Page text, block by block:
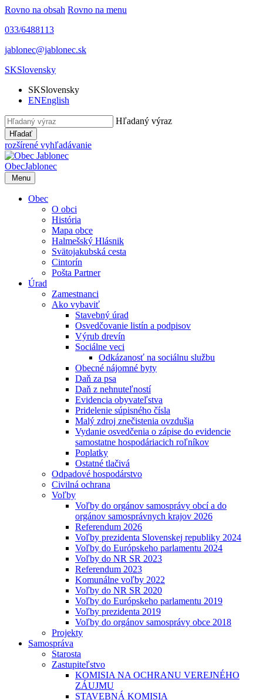
Rovno na obsah Rovno na menu
033/6488113
jablonec@jablonec.sk
SKSlovensky
SKSlovensky
ENEnglish
Hľadaný výraz
Hľadať
rozšírené vyhľadávanie
ObecJablonec
Menu
Obec
O obci
História
Mapa obce
Halmešský Hlásnik
Svätojakubská cesta
Cintorín
Pošta Partner
Úrad
Zamestnanci
Ako vybaviť
Stavebný úrad
Osvedčovanie listín a podpisov
Výrub drevín
Sociálne veci
Odkázanosť na sociálnu službu
Obecné nájomné byty
Daň za psa
Daň z nehnuteľností
Evidencia obyvateľstva
Pridelenie súpisného čísla
Malý zdroj znečistenia ovzdušia
Vydanie osvedčenia o zápise do evidencie
samostatne hospodáriacich roľníkov
Poplatky
Ostatné tlačivá
Odpadové hospodárstvo
Civilná ochrana
Voľby
Voľby do orgánov samosprávy obcí a do
orgánov samosprávnych krajov 2026
Referendum 2026
Voľby prezidenta Slovenskej republiky 2024
Voľby do Európskeho parlamentu 2024
Voľby do NR SR 2023
Referendum 2023
Komunálne voľby 2022
Voľby do NR SR 2020
Voľby do Európskeho parlamentu 2019
Voľby prezidenta 2019
Voľby do orgánov samosprávy obce 2018
Projekty
Samospráva
Starosta
Zastupiteľstvo
KOMISIA NA OCHRANU VEREJNÉHO
ZÁUJMU
STAVEBNÁ KOMISIA